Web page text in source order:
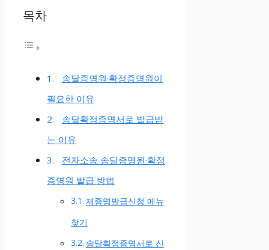
목차
송달증명원·확정증명원이
필요한 이유
송달확정증명서로 발급받
는 이유
전자소송 송달증명원·확정
증명원 발급 방법
제증명발급신청 메뉴
찾기
송달확정증명서로 신